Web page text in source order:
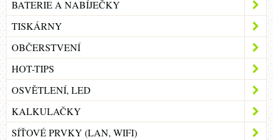
BATERIE A NABÍJEČKY
TISKÁRNY
OBČERSTVENÍ
HOT-TIPS
OSVĚTLENÍ, LED
KALKULAČKY
SÍŤOVÉ PRVKY (LAN, WIFI)